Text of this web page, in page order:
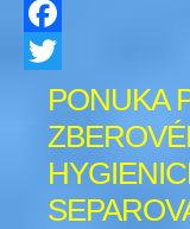
Facebook
Twitter
PONUKA